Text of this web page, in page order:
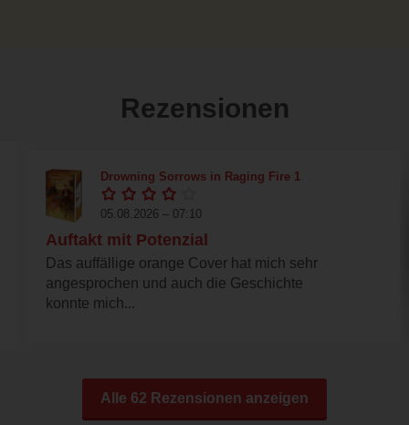
Rezensionen
Drowning Sorrows in Raging Fire 1
05.08.2026 – 07:10
Auftakt mit Potenzial
Das auffällige orange Cover hat mich sehr
angesprochen und auch die Geschichte
konnte mich...
Alle 62 Rezensionen anzeigen